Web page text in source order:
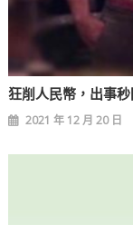
狂削人民幣，出事
2021 年 12 月 20 日